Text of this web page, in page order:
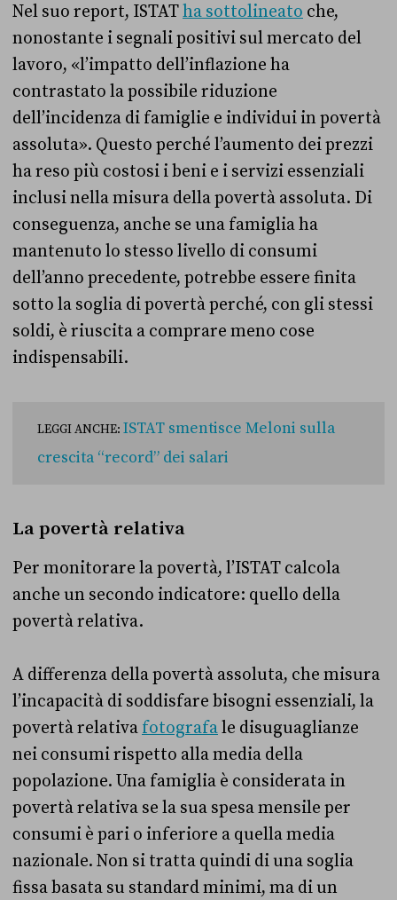
Nel suo report, ISTATha sottolineato che,
nonostante i segnali positivi sul mercato del
lavoro, «l’impatto dell’inflazione ha
contrastato la possibile riduzione
dell’incidenza di famiglie e individui in povertà
assoluta». Questo perché l’aumento dei prezzi
ha reso più costosi i beni e i servizi essenziali
inclusi nella misura della povertà assoluta. Di
conseguenza, anche se una famiglia ha
mantenuto lo stesso livello di consumi
dell’anno precedente, potrebbe essere finita
sotto la soglia di povertà perché, con gli stessi
soldi, è riuscita a comprare meno cose
indispensabili.
LEGGI ANCHE: ISTAT smentisce Meloni sulla
crescita “record” dei salari
La povertà relativa
Per monitorare la povertà, l’ISTAT calcola
anche un secondo indicatore: quello della
povertà relativa.
A differenza della povertà assoluta, che misura
l’incapacità di soddisfare bisogni essenziali, la
povertà relativa fotografale disuguaglianze
nei consumi rispetto alla media della
popolazione. Una famiglia è considerata in
povertà relativa se la sua spesa mensile per
consumi è pari o inferiore a quella media
nazionale. Non si tratta quindi di una soglia
fissa basata su standard minimi, ma di un